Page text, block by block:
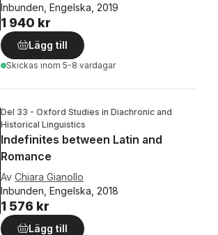
Inbunden, Engelska, 2019
1 940 kr
Lägg till
Skickas inom 5-8 vardagar
Del 33 - Oxford Studies in Diachronic and
Historical Linguistics
Indefinites between Latin and
Romance
Av Chiara Gianollo
Inbunden, Engelska, 2018
1 576 kr
Lägg till